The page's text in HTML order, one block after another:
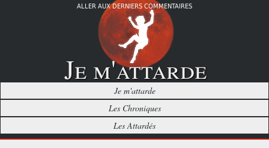
ALLER AUX DERNIERS COMMENTAIRES
Je m'attarde
Je m'attarde
Les Chroniques
Les Attardés